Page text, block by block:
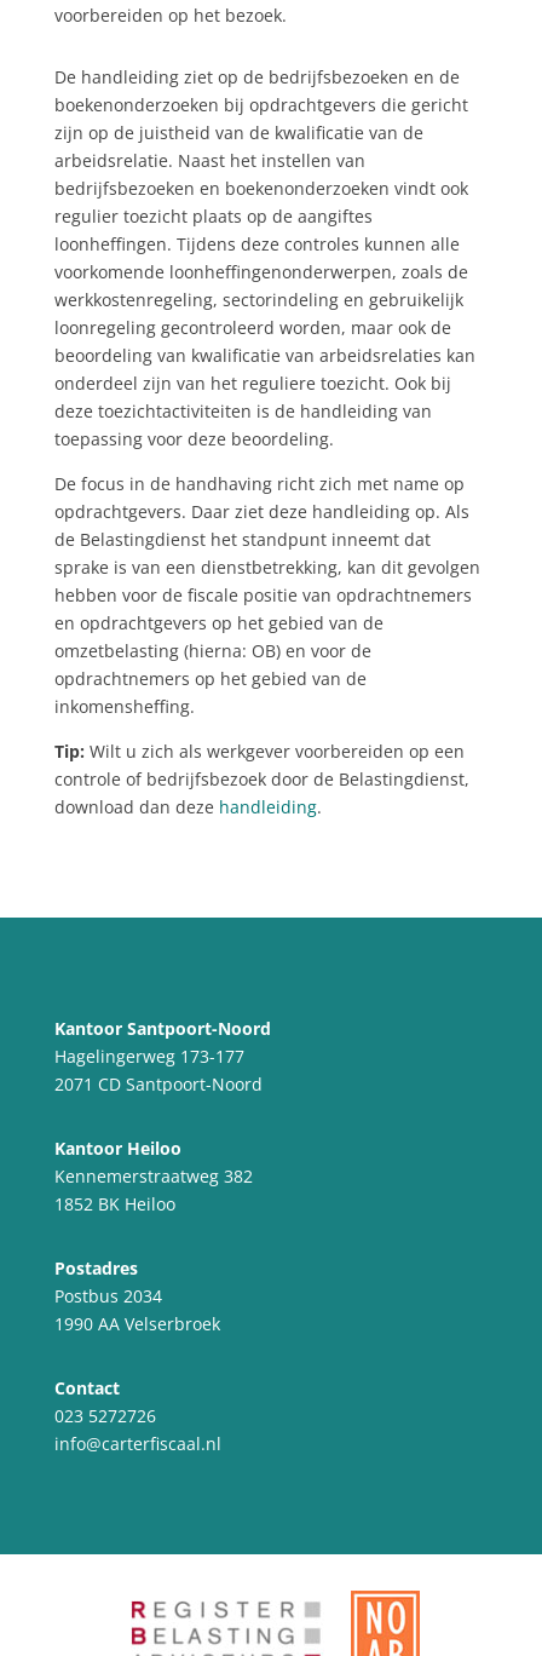
voorbereiden op het bezoek.
De handleiding ziet op de bedrijfsbezoeken en de
boekenonderzoeken bij opdrachtgevers die gericht
zijn op de juistheid van de kwalificatie van de
arbeidsrelatie. Naast het instellen van
bedrijfsbezoeken en boekenonderzoeken vindt ook
regulier toezicht plaats op de aangiftes
loonheffingen. Tijdens deze controles kunnen alle
voorkomende loonheffingenonderwerpen, zoals de
werkkostenregeling, sectorindeling en gebruikelijk
loonregeling gecontroleerd worden, maar ook de
beoordeling van kwalificatie van arbeidsrelaties kan
onderdeel zijn van het reguliere toezicht. Ook bij
deze toezichtactiviteiten is de handleiding van
toepassing voor deze beoordeling.
De focus in de handhaving richt zich met name op
opdrachtgevers. Daar ziet deze handleiding op. Als
de Belastingdienst het standpunt inneemt dat
sprake is van een dienstbetrekking, kan dit gevolgen
hebben voor de fiscale positie van opdrachtnemers
en opdrachtgevers op het gebied van de
omzetbelasting (hierna: OB) en voor de
opdrachtnemers op het gebied van de
inkomensheffing.
Tip: Wilt u zich als werkgever voorbereiden op een
controle of bedrijfsbezoek door de Belastingdienst,
download dan deze handleiding.
Kantoor Santpoort-Noord
Hagelingerweg 173-177
2071 CD Santpoort-Noord
Kantoor Heiloo
Kennemerstraatweg 382
1852 BK Heiloo
Postadres
Postbus 2034
1990 AA Velserbroek
Contact
023 5272726
info@carterfiscaal.nl